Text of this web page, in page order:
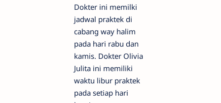
Dokter ini memilki
jadwal praktek di
cabang way halim
pada hari rabu dan
kamis. Dokter Olivia
Julita ini memiliki
waktu libur praktek
pada setiap hari